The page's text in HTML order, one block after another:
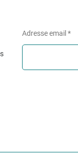
Adresse email